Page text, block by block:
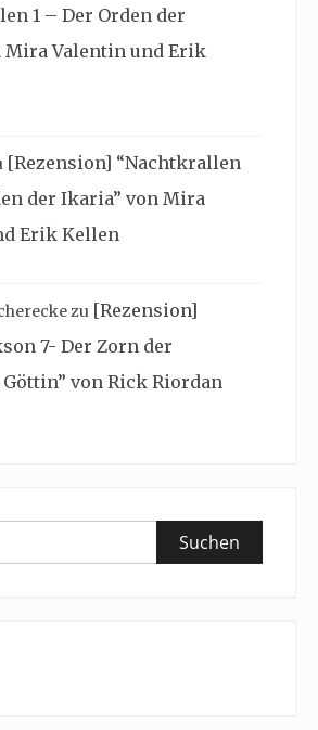
1 – Der Orden der
Mira Valentin und Erik
[Rezension] “Nachtkrallen
der Ikaria” von Mira
Erik Kellen
zu [Rezension]
7- Der Zorn der
von Rick Riordan